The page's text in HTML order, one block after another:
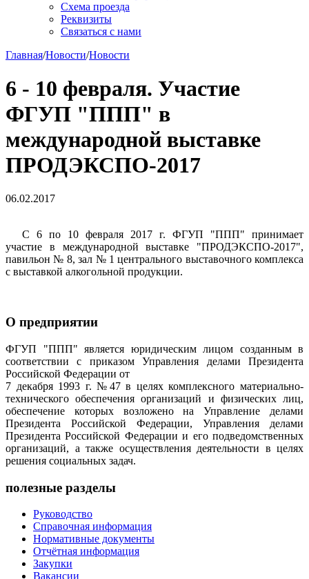
Схема проезда
Реквизиты
Связаться с нами
Главная/Новости/Новости
6 - 10 февраля. Участие
ФГУП "ППП" в
международной выставке
ПРОДЭКСПО-2017
06.02.2017
С 6 по 10 февраля 2017 г. ФГУП "ППП" принимает
участие в международной выставке "ПРОДЭКСПО-2017",
павильон № 8, зал № 1 центрального выставочного комплекса
с выставкой алкогольной продукции.
О предприятии
ФГУП "ППП" является юридическим лицом созданным в
соответствии с приказом Управления делами Президента
Российской Федерации от
7 декабря 1993 г. №47 в целях комплексного материально-
технического обеспечения организаций и физических лиц,
обеспечение которых возложено на Управление делами
Президента Российской Федерации, Управления делами
Президента Российской Федерации и его подведомственных
организаций, а также осуществления деятельности в целях
решения социальных задач.
полезные разделы
Руководство
Справочная информация
Нормативные документы
Отчётная информация
Закупки
Вакансии